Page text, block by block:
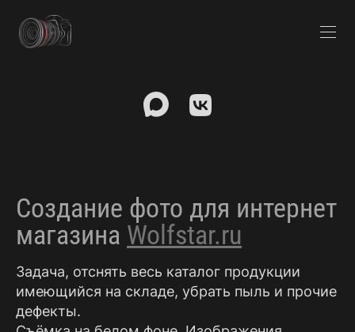
Создание фото для интернет
магазина Wolfstar.ru
Задача, отснять весь каталог продукции
имеющийся на складе, убрать пыль и прочие
дефекты.